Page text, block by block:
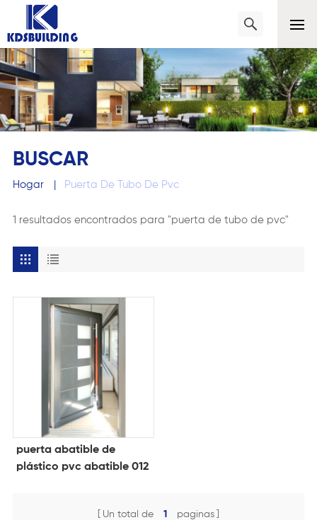
BUSCAR
Hogar | Puerta De Tubo De Pvc
1 resultados encontrados para "puerta de tubo de pvc"
puerta abatible de
plástico pvc abatible 012
Un total de 1 paginas